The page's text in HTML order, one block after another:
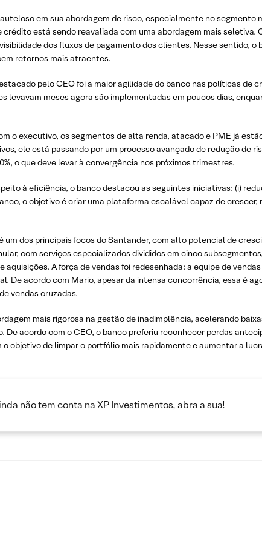
em sua abordagem de risco, especialmente no segmento
está sendo reavaliada com uma abordagem mais seletiva.
dos fluxos de pagamento dos clientes. Nesse sentido,
retornos mais atraentes.
pelo CEO foi a maior agilidade do banco nas políticas de
levavam meses agora são implementadas em poucos dias,
o executivo, os segmentos de alta renda, atacado e PME já
ele está passando por um processo avançado de redução de
o que deve levar à convergência nos próximos trimestres.
à eficiência, o banco destacou as seguintes iniciativas: (i)
o objetivo é criar uma plataforma escalável capaz de
um dos principais focos do Santander, com alto potencial de
com serviços especializados divididos em cinco
A força de vendas foi redesenhada: a equipe de
De acordo com Mario, apesar da intensa concorrência, essa é
vendas cruzadas.
mais rigorosa na gestão de inadimplência, acelerando
acordo com o CEO, o banco preferiu reconhecer perdas
objetivo de limpar o portfólio mais rapidamente e aumentar a
não tem conta na XP Investimentos, abra a sua!